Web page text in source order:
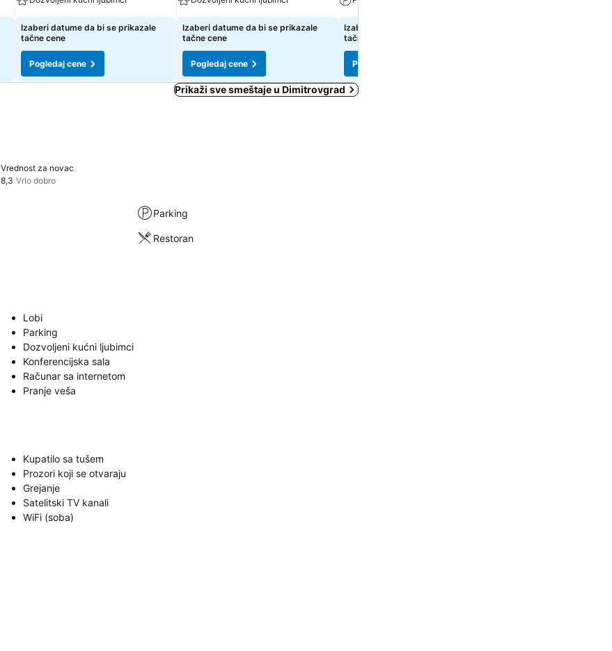
Izaberi datume da bi se prikazale
tačne cene
Pogledaj cene
Izaberi datume da bi se prikazale
tačne cene
Pogledaj cene
Izaberi datume da bi se prikazale
tačne cene
Pogledaj cene
Prikaži sve smeštaje u Dimitrovgrad
Vrednost za novac
8,3 Vrlo dobro
Parking
Restoran
Lobi
Parking
Dozvoljeni kućni ljubimci
Konferencijska sala
Računar sa internetom
Pranje veša
Kupatilo sa tušem
Prozori koji se otvaraju
Grejanje
Satelitski TV kanali
WiFi (soba)